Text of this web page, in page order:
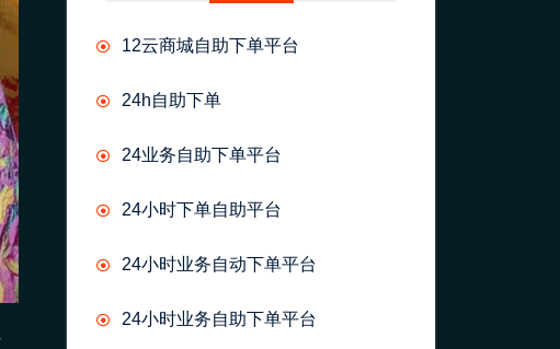
12云商城自助下单平台
24h自助下单
24业务自助下单平台
24小时下单自助平台
24小时业务自动下单平台
24小时业务自助下单平台